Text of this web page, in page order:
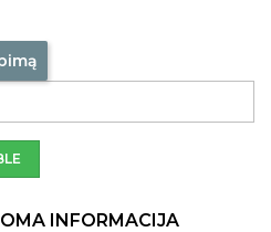
INFORMACIJA